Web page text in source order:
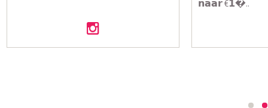
𝗻𝗮𝗮𝗿 €𝟭�..